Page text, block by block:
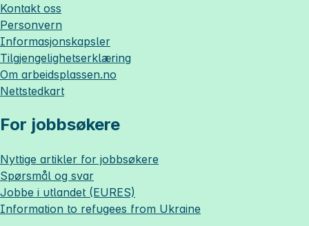
Kontakt oss
Personvern
Informasjonskapsler
Tilgjengelighetserklæring
Om arbeidsplassen.no
Nettstedkart
For jobbsøkere
Nyttige artikler for jobbsøkere
Spørsmål og svar
Jobbe i utlandet (EURES)
Information to refugees from Ukraine